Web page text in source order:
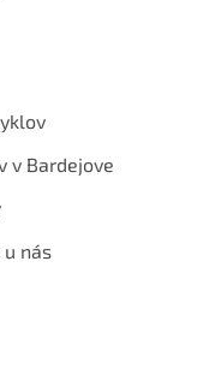
v Bardejove
u nás